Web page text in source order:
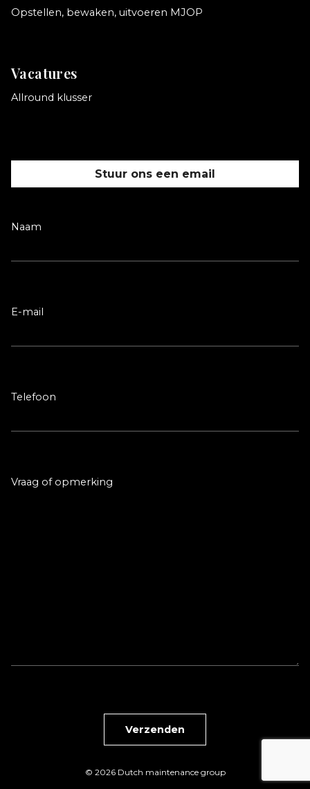
Opstellen, bewaken, uitvoeren MJOP
Vacatures
Allround klusser
Stuur ons een email
Naam
E-mail
Telefoon
Vraag of opmerking
© 2026 Dutch maintenance group